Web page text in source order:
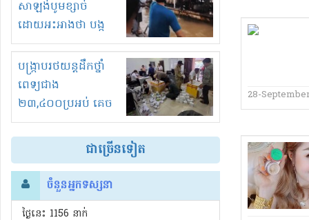
សាឡង់បូមខ្សាច់
ដោយអះអាងថា បង្ក
បាក់ច្រាំងទន្លេ និង
រំខានទាំងយប់ទាំងថ្ងៃ
បង្ក្រាបរថយន្តដឹកថ្នាំ
ពេទ្យជាង
២៣,៤០០ប្រអប់ គេច
ពន្ធនិងអត់ច្បាប់នាំ
ចូល!?
ជាច្រើនទៀត
ចំនួនអ្នកទស្សនា
ថ្ងៃនេះ​ 1156 នាក់
28-